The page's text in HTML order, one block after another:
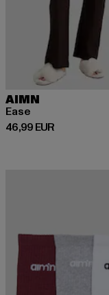
AIMN
Ease
46,99 EUR
Prix courant: 46,99 EUR